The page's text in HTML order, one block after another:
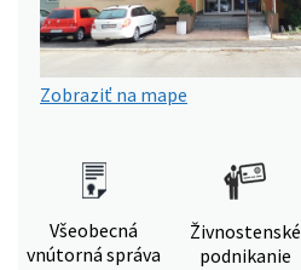
Zobraziť na mape
Všeobecná
vnútorná správa
Živnostenské
podnikanie